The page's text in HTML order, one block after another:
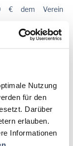
Nutzung
für den
Darüber
erlauben.
Informationen
€ dem Verein
Summe und
beigetragen